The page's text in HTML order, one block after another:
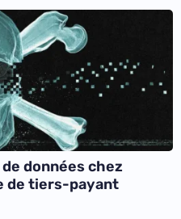
données chez
de tiers-payant